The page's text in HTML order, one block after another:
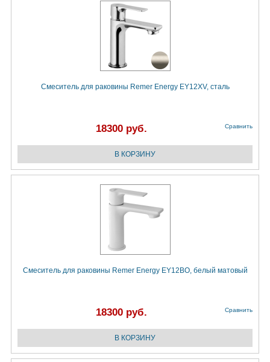
Смеситель для раковины Remer Energy EY12XV, сталь
18300 руб. Сравнить
Смеситель для раковины Remer Energy EY12BO, белый матовый
18300 руб. Сравнить